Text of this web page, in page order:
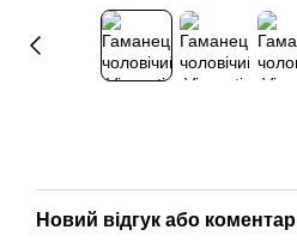
Новий відгук або коментар